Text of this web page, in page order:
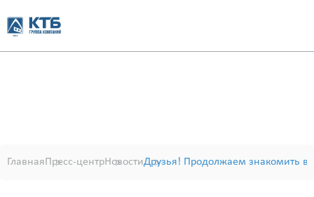
ГлавнаяПресс-центрНовостиДрузья! Продолжаем знакомить